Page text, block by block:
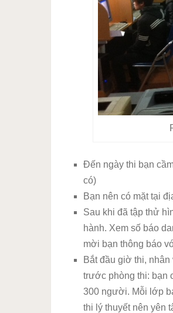
Đến ngày thi bạn
có)
Bạn nên có mặt tại
Sau khi đã tập thử
hành. Xem số báo
mời bạn thông báo
Bắt đầu giờ thi,
trước phòng thi: bạn
300 người. Mỗi lớp
thi lý thuyết nên yên